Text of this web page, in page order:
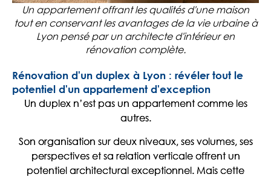
Un appartement offrant les qualités d'une maison
tout en conservant les avantages de la vie urbaine à
Lyon pensé par un architecte d'intérieur en
rénovation complète.
Rénovation d'un duplex à Lyon : révéler tout le
potentiel d'un appartement d'exception
Un duplex n’est pas un appartement comme les
autres.
Son organisation sur deux niveaux, ses volumes, ses
perspectives et sa relation verticale offrent un
potentiel architectural exceptionnel. Mais cette